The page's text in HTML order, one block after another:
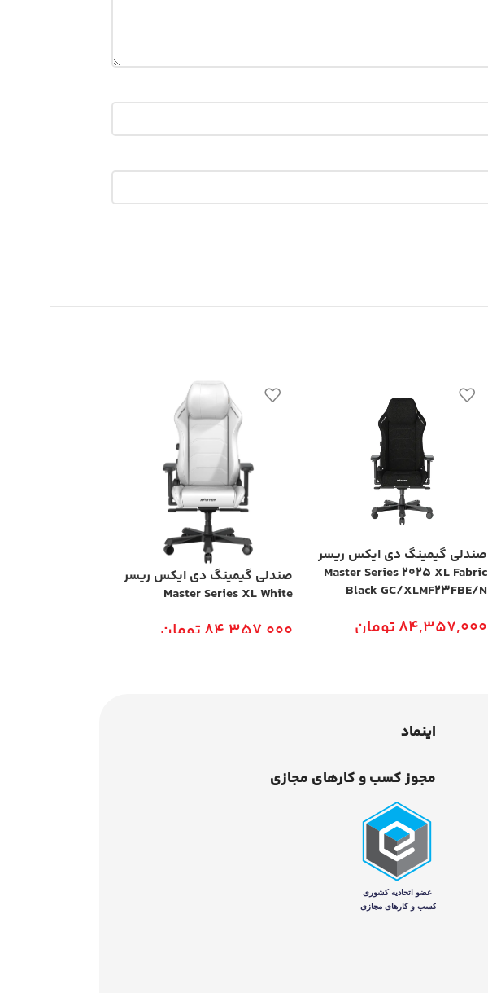
صندلی گیمینگ دی ایکس ریسر
Master Series 2025 XL Fabric
Black GC/XLMF23FBE/N
84,357,000تومان
صندلی گیمینگ دی ایکس ریسر
Master Series XL White
84,357,000تومان
اینماد
مجوز کسب و کارهای مجازی